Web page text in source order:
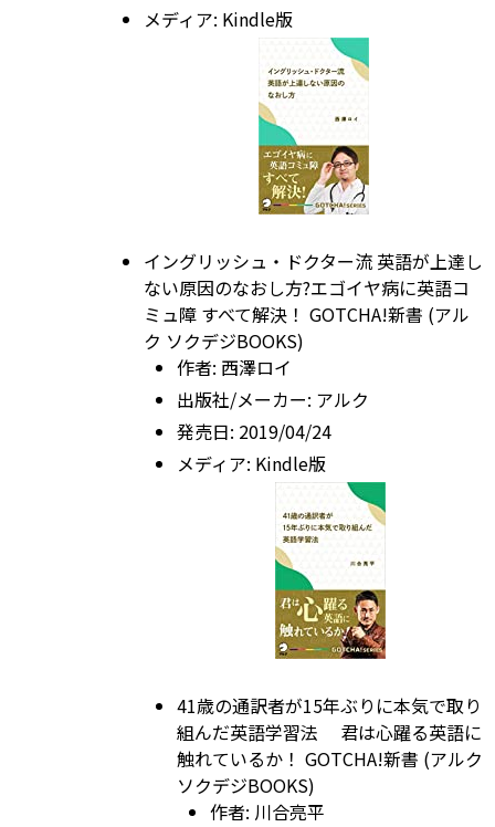
メディア: Kindle版
イングリッシュ・ドクター流 英語が上達し
ない原因のなおし方?エゴイヤ病に英語コ
ミュ障 すべて解決！ GOTCHA!新書 (アル
ク ソクデジBOOKS)
作者: 西澤ロイ
出版社/メーカー: アルク
発売日: 2019/04/24
メディア: Kindle版
41歳の通訳者が15年ぶりに本気で取り
組んだ英語学習法 君は心躍る英語に
触れているか！ GOTCHA!新書 (アルク
ソクデジBOOKS)
作者: 川合亮平